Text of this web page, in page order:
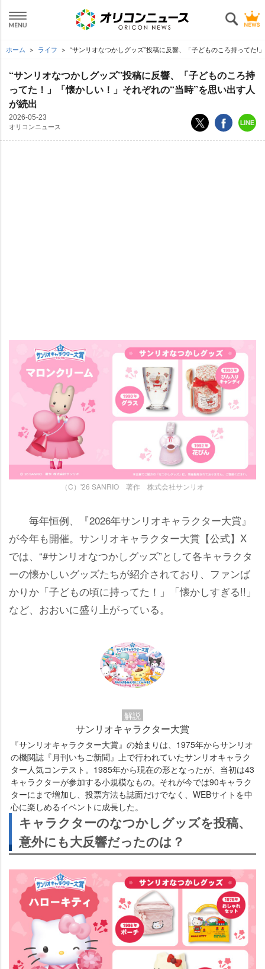
ホーム ライフ “サンリオなつかしグッズ”投稿に反響、「子どものころ持ってた!
“サンリオなつかしグッズ”投稿に反響、「子どものころ持
ってた！」「懐かしい！」それぞれの“当時”を思い出す人
が続出
2026-05-23
オリコンニュース
（C）'26 SANRIO 著作 株式会社サンリオ
毎年恒例、『2026年サンリオキャラクター大賞』
が今年も開催。サンリオキャラクター大賞【公式】X
では、“#サンリオなつかしグッズ”として各キャラクタ
ーの懐かしいグッズたちが紹介されており、ファンば
かりか「子どもの頃に持ってた！」「懐かしすぎる!!」
など、おおいに盛り上がっている。
解説
サンリオキャラクター大賞
『サンリオキャラクター大賞』の始まりは、1975年からサンリオ
の機関誌『月刊いちご新聞』上で行われていたサンリオキャラク
ター人気コンテスト。1985年から現在の形となったが、当初は43
キャラクターが参加する小規模なもの。それが今では90キャラク
ターにまで増加し、投票方法も誌面だけでなく、WEBサイトを中
心に楽しめるイベントに成長した。
キャラクターのなつかしグッズを投稿、
意外にも大反響だったのは？